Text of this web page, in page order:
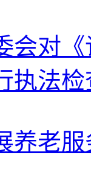
会对
执法
养老